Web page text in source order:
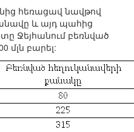
հեռացավ նավթով
և այդ պահից
Ջեյհանում բեռնված
մլն բարել: